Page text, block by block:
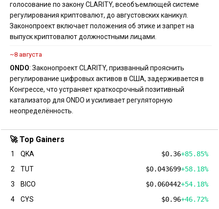
голосование по закону CLARITY, всеобъемлющей системе
регулирования криптовалют, до августовских каникул.
Законопроект включает положения об этике и запрет на
выпуск криптовалют должностными лицами.
~8 августа
ONDO: Законопроект CLARITY, призванный прояснить
регулирование цифровых активов в США, задерживается в
Конгрессе, что устраняет краткосрочный позитивный
катализатор для ONDO и усиливает регуляторную
неопределённость.
🚀 Top Gainers
1 QKA $0.36+85.85%
2
TUT $0.043699+58.18%
3
BICO $0.060442+54.18%
4
CYS $0.96+46.72%